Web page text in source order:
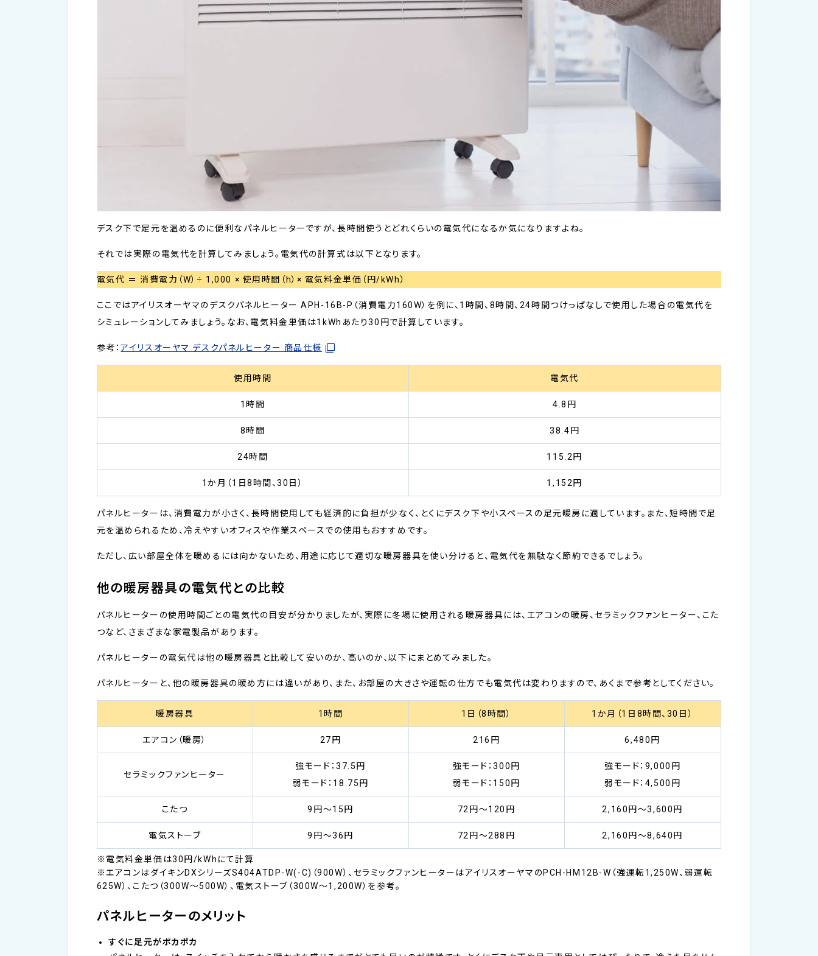
デスク下で足元を温めるのに便利なパネルヒーターですが、長時間使うとどれくらいの電気代になるか気になりますよね。
それでは実際の電気代を計算してみましょう。電気代の計算式は以下となります。
電気代 ＝ 消費電力（W）÷ 1,000 × 使用時間（h）× 電気料金単価（円/kWh）
ここではアイリスオーヤマのデスクパネルヒーター APH-16B-P（消費電力160W）を例に、1時間、8時間、24時間つけっぱなしで使用した場合の電気代を
シミュレーションしてみましょう。なお、電気料金単価は1kWhあたり30円で計算しています。
参考：アイリスオーヤマ デスクパネルヒーター 商品仕様
使用時間 電気代
1時間 4.8円
8時間 38.4円
24時間 115.2円
1か月（1日8時間、30日） 1,152円
パネルヒーターは、消費電力が小さく、長時間使用しても経済的に負担が少なく、とくにデスク下や小スペースの足元暖房に適しています。また、短時間で足
元を温められるため、冷えやすいオフィスや作業スペースでの使用もおすすめです。
ただし、広い部屋全体を暖めるには向かないため、用途に応じて適切な暖房器具を使い分けると、電気代を無駄なく節約できるでしょう。
他の暖房器具の電気代との比較
パネルヒーターの使用時間ごとの電気代の目安が分かりましたが、実際に冬場に使用される暖房器具には、エアコンの暖房、セラミックファンヒーター、こた
つなど、さまざまな家電製品があります。
パネルヒーターの電気代は他の暖房器具と比較して安いのか、高いのか、以下にまとめてみました。
パネルヒーターと、他の暖房器具の暖め方には違いがあり、また、お部屋の大きさや運転の仕方でも電気代は変わりますので、あくまで参考としてください。
暖房器具 1時間 1日（8時間） 1か月（1日8時間、30日）
エアコン（暖房） 27円 216円 6,480円
セラミックファンヒーター
強モード：37.5円
弱モード：18.75円
強モード：300円
弱モード：150円
強モード：9,000円
弱モード：4,500円
こたつ 9円～15円 72円～120円 2,160円～3,600円
電気ストーブ 9円～36円 72円～288円 2,160円～8,640円
※電気料金単価は30円/kWhにて計算
※エアコンはダイキンDXシリーズS404ATDP-W(-C)（900W）、セラミックファンヒーターはアイリスオーヤマのPCH-HM12B-W（強運転1,250W、弱運転
625W）、こたつ（300W～500W）、電気ストーブ（300W～1,200W）を参考。
パネルヒーターのメリット
すぐに足元がポカポカ